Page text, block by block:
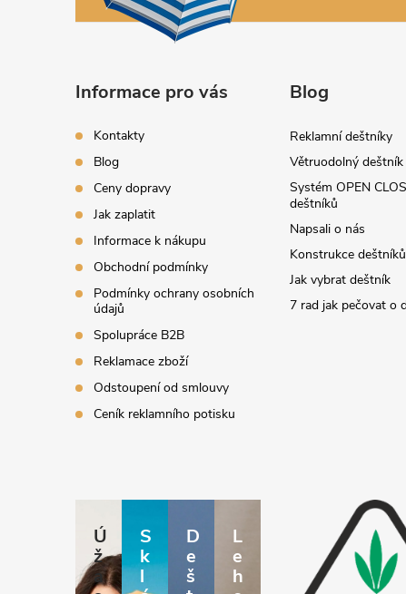
Informace pro vás
Kontakty
Blog
Ceny dopravy
Jak zaplatit
Informace k nákupu
Obchodní podmínky
Podmínky ochrany osobních
údajů
Spolupráce B2B
Reklamace zboží
Odstoupení od smlouvy
Ceník reklamního potisku
Blog
Reklamní deštníky
Větruodolný deštník
Systém OPEN
deštníků
Napsali o nás
Konstrukce deštníků
Jak vybrat deštník
7 rad jak pečovat o
Ú
ž
a
S
k
l
D
e
š
L
e
h